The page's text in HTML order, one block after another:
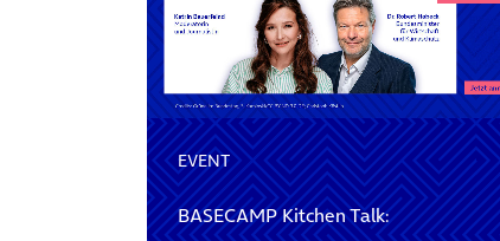
EVENT
BASECAMP Kitchen Talk: